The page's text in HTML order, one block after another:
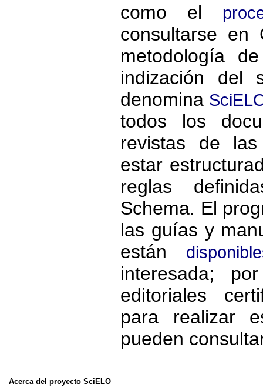
como el
consultarse en
metodología
indización del
denomina
todos los
revistas de las
estar
reglas
Schema. El
las guías y
están
interesada;
editoriales
para realizar
pueden
Acerca del proyecto SciELO